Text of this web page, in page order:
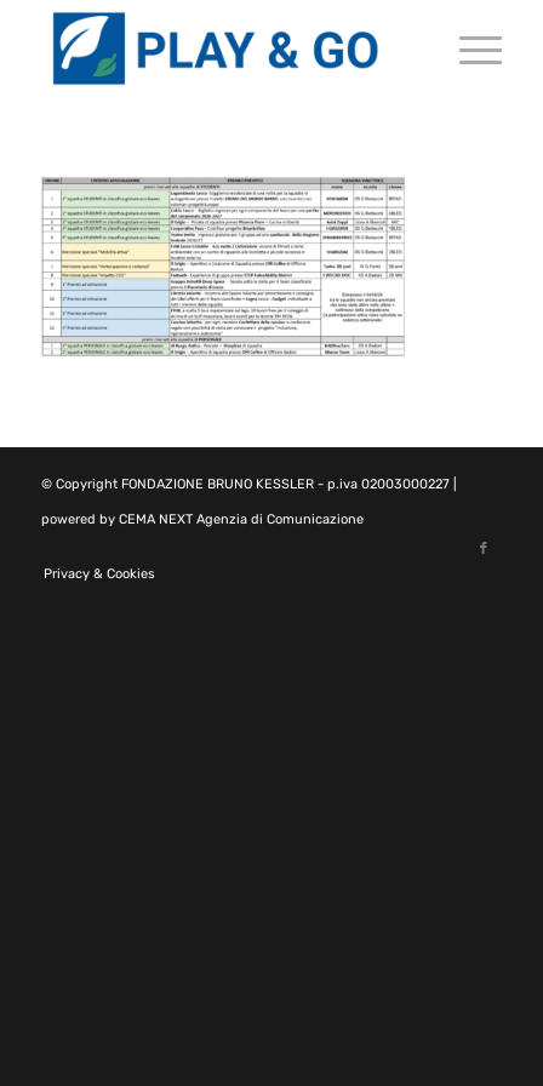
© Copyright FONDAZIONE BRUNO KESSLER- p.iva 02003000227 |
powered by CEMA NEXT Agenzia di Comunicazione
Privacy & Cookies